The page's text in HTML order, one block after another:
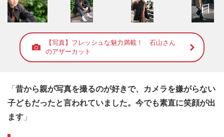
【写真】フレッシュな魅力満載！ 石山さん
のアザーカット
「 昔から親が写真を撮るのが好きで、カメラを嫌がらない
子どもだったと言われていました。今でも素直に笑顔が出
ます 」